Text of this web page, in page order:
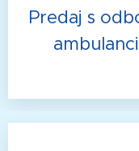
Predaj s